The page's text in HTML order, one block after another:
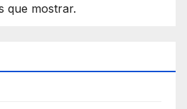
que mostrar.